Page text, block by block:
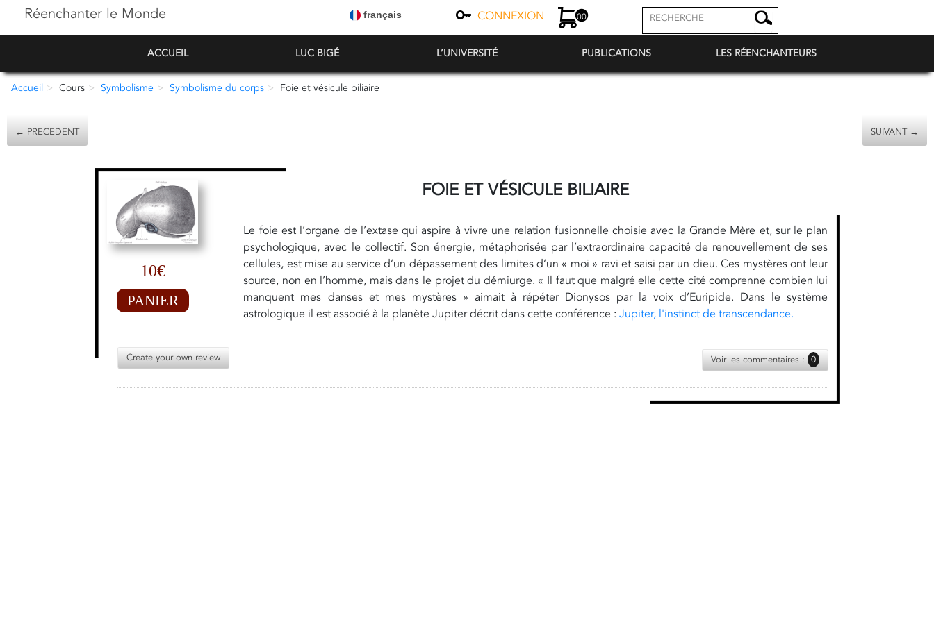
Réenchanter le Monde français CONNEXION 00
ACCUEIL LUC BIGÉ L’UNIVERSITÉ PUBLICATIONS LES RÉENCHANTEURS
Accueil Cours Symbolisme Symbolisme du corps Foie et vésicule biliaire
← PRECEDENT SUIVANT →
10€
PANIER
FOIE ET VÉSICULE BILIAIRE
Le foie est l’organe de l’extase qui aspire à vivre une relation fusionnelle choisie avec la Grande Mère et, sur le plan
psychologique, avec le collectif. Son énergie, métaphorisée par l’extraordinaire capacité de renouvellement de ses
cellules, est mise au service d’un dépassement des limites d’un « moi » ravi et saisi par un dieu. Ces mystères ont leur
source, non en l’homme, mais dans le projet du démiurge. « Il faut que malgré elle cette cité comprenne combien lui
manquent mes danses et mes mystères » aimait à répéter Dionysos par la voix d’Euripide. Dans le système
astrologique il est associé à la planète Jupiter décrit dans cette conférence :Jupiter, l'instinct de transcendance.
Create your own review Voir les commentaires : 0